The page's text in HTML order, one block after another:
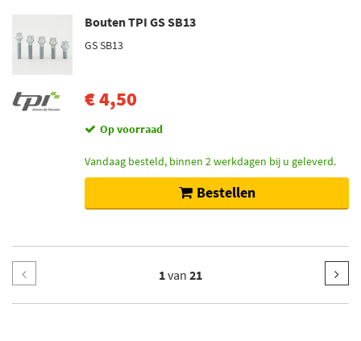
Bouten TPI GS SB13
GS SB13
€ 4,50
Op voorraad
Vandaag besteld, binnen 2 werkdagen bij u geleverd.
Bestellen
1van 21